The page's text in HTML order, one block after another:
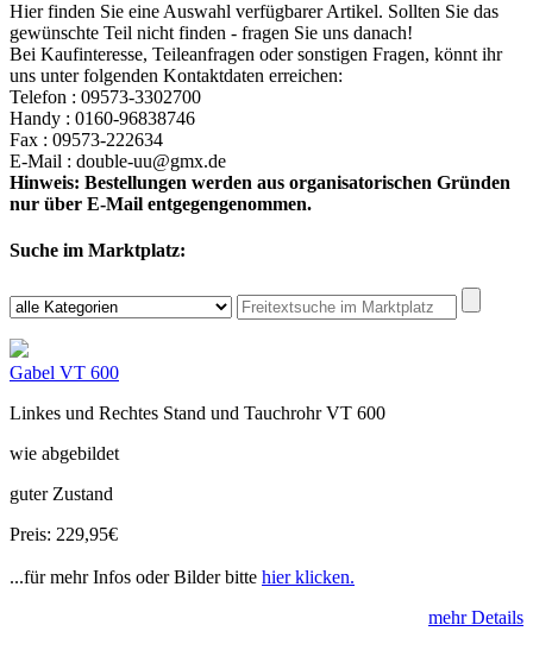
Hier finden Sie eine Auswahl verfügbarer Artikel. Sollten Sie das
gewünschte Teil nicht finden - fragen Sie uns danach!
Bei Kaufinteresse, Teileanfragen oder sonstigen Fragen, könnt ihr
uns unter folgenden Kontaktdaten erreichen:
Telefon : 09573-3302700
Handy : 0160-96838746
Fax : 09573-222634
E-Mail : double-uu@gmx.de
Hinweis: Bestellungen werden aus organisatorischen Gründen
nur über E-Mail entgegengenommen.
Suche im Marktplatz:
Gabel VT 600
Linkes und Rechtes Stand und Tauchrohr VT 600
wie abgebildet
guter Zustand
Preis: 229,95€
...für mehr Infos oder Bilder bitte hier klicken.
mehr Details